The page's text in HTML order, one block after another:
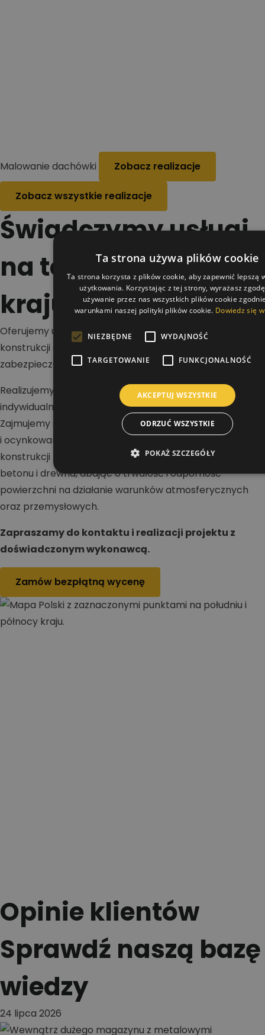
Malowanie dachówki Zobacz realizacje
Zobacz wszystkie realizacje
Świadczymy usługi
na terenie całego
kraju
Oferujemy usługi w zakresie malowania dachów,
konstrukcji stalowych i betonowych oraz wykonywania
zabezpieczeń antykorozyjnych i ogniochronnych.
Realizujemy projekty na terenie całej Polski dla klientów
indywidualnych, firm i inwestorów przemysłowych.
Zajmujemy się renowacją dachów stalowych, blaszanych
i ocynkowanych, a także malowaniem hal oraz
konstrukcji nośnych. Wykonujemy zabezpieczenia stali,
betonu i drewna, dbając o trwałość i odporność
powierzchni na działanie warunków atmosferycznych
oraz przemysłowych.
Zapraszamy do kontaktu i realizacji projektu z
doświadczonym wykonawcą.
Zamów bezpłątną wycenę
Opinie klientów
Sprawdź naszą bazę
wiedzy
24 lipca 2026
Ta strona używa plików cookie
Ta strona korzysta z plików cookie, aby zapewnić lepszą
użytkowania. Korzystając z tej strony, wyrażasz
używanie przez nas wszystkich plików cookie
warunkami naszej polityki plików cookie. Dowiedz się
NIEZBĘDNE WYDAJNOŚĆ
TARGETOWANIE FUNKCJONALNOŚĆ
AKCEPTUJ WSZYSTKIE
ODRZUĆ WSZYSTKIE
POKAŻ SZCZEGÓŁY